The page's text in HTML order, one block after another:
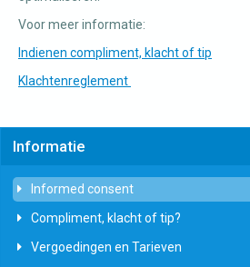
Voor meer informatie:
Indienen compliment, klacht of tip
Klachtenreglement
Informatie
Informed consent
Compliment, klacht of tip?
Vergoedingen en Tarieven